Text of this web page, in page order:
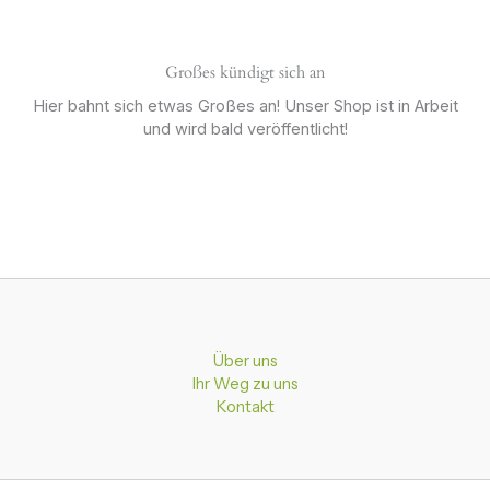
Großes kündigt sich an
Hier bahnt sich etwas Großes an! Unser Shop ist in Arbeit
und wird bald veröffentlicht!
Über uns
Ihr Weg zu uns
Kontakt